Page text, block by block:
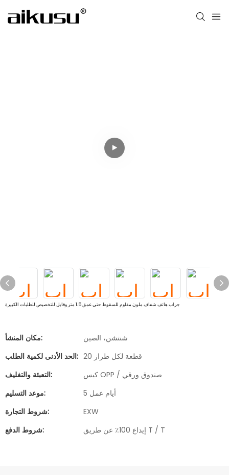
جراب هاتف شفاف ملون مقاوم للسقوط حتى عمق 1.5 متر وقابل للتخصيص للطلبات الكبيرة
مكان المنشأ:
شنتشن، الصين
الحد الأدنى لكمية الطلب:
20 قطعة لكل طراز
التعبئة والتغليف:
كيس OPP / صندوق ورقي
موعد التسليم:
5 أيام عمل
شروط التجارة:
EXW
شروط الدفع:
إيداع 100٪ عن طريق T / T